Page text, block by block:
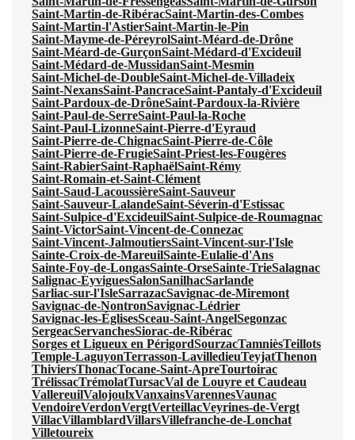
Saint-Martin-de-RibéracSaint-Martin-des-Combes
Saint-Martin-l'AstierSaint-Martin-le-Pin
Saint-Mayme-de-PéreyrolSaint-Méard-de-Drône
Saint-Méard-de-GurçonSaint-Médard-d'Excideuil
Saint-Médard-de-MussidanSaint-Mesmin
Saint-Michel-de-DoubleSaint-Michel-de-Villadeix
Saint-NexansSaint-PancraceSaint-Pantaly-d'Excideuil
Saint-Pardoux-de-DrôneSaint-Pardoux-la-Rivière
Saint-Paul-de-SerreSaint-Paul-la-Roche
Saint-Paul-LizonneSaint-Pierre-d'Eyraud
Saint-Pierre-de-ChignacSaint-Pierre-de-Côle
Saint-Pierre-de-FrugieSaint-Priest-les-Fougères
Saint-RabierSaint-RaphaëlSaint-Rémy
Saint-Romain-et-Saint-Clément
Saint-Saud-LacoussièreSaint-Sauveur
Saint-Sauveur-LalandeSaint-Séverin-d'Estissac
Saint-Sulpice-d'ExcideuilSaint-Sulpice-de-Roumagnac
Saint-VictorSaint-Vincent-de-Connezac
Saint-Vincent-JalmoutiersSaint-Vincent-sur-l'Isle
Sainte-Croix-de-MareuilSainte-Eulalie-d'Ans
Sainte-Foy-de-LongasSainte-OrseSainte-TrieSalagnac
Salignac-EyviguesSalonSanilhacSarlande
Sarliac-sur-l'IsleSarrazacSavignac-de-Miremont
Savignac-de-NontronSavignac-Lédrier
Savignac-les-ÉglisesSceau-Saint-AngelSegonzac
SergeacServanchesSiorac-de-Ribérac
Sorges et Ligueux en PérigordSourzacTamnièsTeillots
Temple-LaguyonTerrasson-LavilledieuTeyjatThenon
ThiviersThonacTocane-Saint-ApreTourtoirac
TrélissacTrémolatTursacVal de Louyre et Caudeau
VallereuilValojoulxVanxainsVarennesVaunac
VendoireVerdonVergtVerteillacVeyrines-de-Vergt
VillacVillamblardVillarsVillefranche-de-Lonchat
Villetoureix